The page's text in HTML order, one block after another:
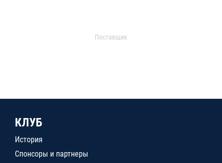
Поставщик
КЛУБ
История
Спонсоры и партнеры